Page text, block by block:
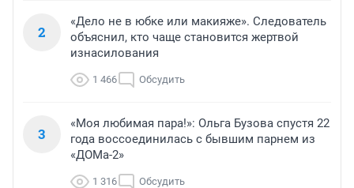
2
«Дело не в юбке или макияже». Следователь
объяснил, кто чаще становится жертвой
изнасилования
1 466 Обсудить
3
«Моя любимая пара!»: Ольга Бузова спустя 22
года воссоединилась с бывшим парнем из
«ДОМа-2»
1 316 Обсудить